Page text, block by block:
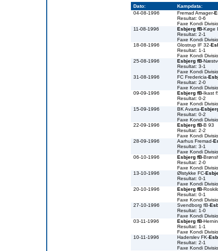
Dato:
Kampdata:
04-08-1996
Fremad Amager-
Resultat: 0-6
Faxe Kondi
11-08-1996
Esbjerg fB-Køge
Resultat: 2-1
Faxe Kondi
18-08-1996
Glostrup IF 32-
Resultat: 1-1
Faxe Kondi
25-08-1996
Esbjerg fB-
Resultat: 3-1
Faxe Kondi
31-08-1996
FC Fredericia-
Resultat: 2-0
Faxe Kondi
09-09-1996
Esbjerg fB-Ikast
Resultat: 0-2
Faxe Kondi
15-09-1996
BK Avarta-
Resultat: 0-2
Faxe Kondi
22-09-1996
Esbjerg fB-B 93
Resultat: 2-2
Faxe Kondi
28-09-1996
Aarhus Fremad-
Resultat: 3-1
Faxe Kondi
06-10-1996
Esbjerg fB-
Resultat: 2-0
Faxe Kondi
13-10-1996
Ølstykke FC-
Resultat: 0-1
Faxe Kondi
20-10-1996
Esbjerg fB-
Resultat: 0-1
Faxe Kondi
27-10-1996
Svendborg fB-
Resultat: 1-0
Faxe Kondi
03-11-1996
Esbjerg fB-
Resultat: 1-1
Faxe Kondi
10-11-1996
Haderslev FK-
Resultat: 2-1
Faxe Kondi